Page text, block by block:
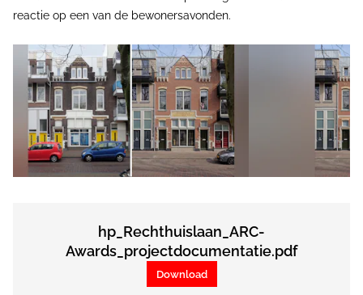
reactie op een van de bewonersavonden.
hp_Rechthuislaan_ARC-
Awards_projectdocumentatie.pdf
Download